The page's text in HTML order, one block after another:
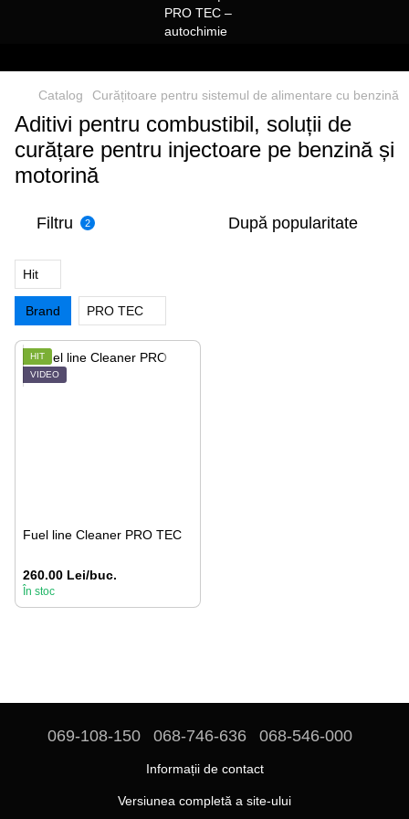
Catalog Curățitoare pentru sistemul de alimentare cu benzină
Aditivi pentru combustibil, soluții de
curățare pentru injectoare pe benzină și
motorină
Filtru 2 După popularitate
Hit
Brand PRO TEC
HIT
VIDEO
Fuel line Cleaner PRO TEC
260.00 Lei/buc.
În stoc
069-108-150 068-746-636 068-546-000
Informații de contact
Versiunea completă a site-ului